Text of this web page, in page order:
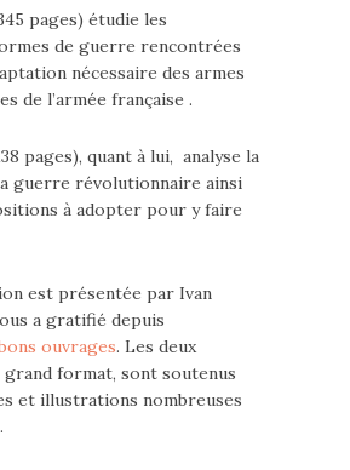
pages) étudie les
de guerre rencontrées
nécessaire des armes
de l’armée française .
pages), quant à lui, analyse la
guerre révolutionnaire ainsi
à adopter pour y faire
est présentée par Ivan
a gratifié depuis
ouvrages. Les deux
grand format, sont soutenus
et illustrations nombreuses